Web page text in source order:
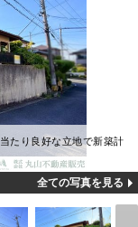
たり良好な立地で新築計
全ての写真を見る